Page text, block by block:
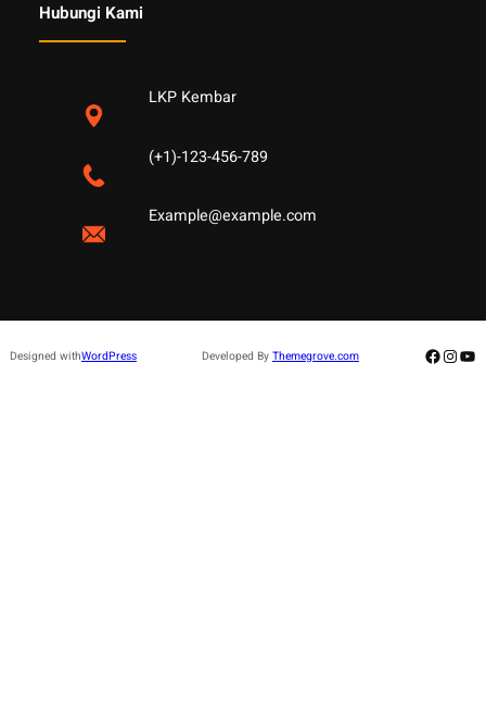
Hubungi Kami
LKP Kembar
(+1)-123-456-789
Example@example.com
Designed withWordPress Developed By Themegrove.com